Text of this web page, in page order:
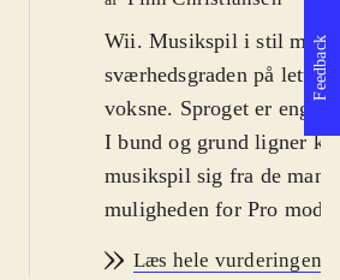
Wii. Musikspil i stil med
sværhedsgraden på
voksne. Sproget er
I bund og grund ligner
musikspil sig fra de
muligheden for Pro
Læs hele vurderingen
Feedback